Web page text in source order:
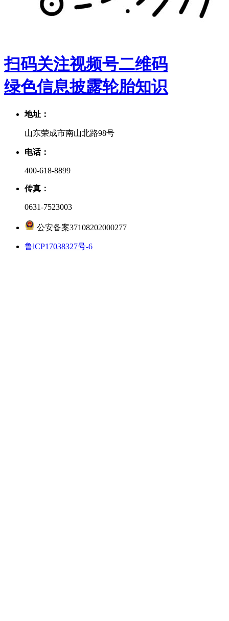
扫码关注视频号二维码
绿色信息披露轮胎知识
地址：
山东荣成市南山北路98号
电话：
400-618-8899
传真：
0631-7523003
公安备案37108202000277
鲁lCP17038327号-6